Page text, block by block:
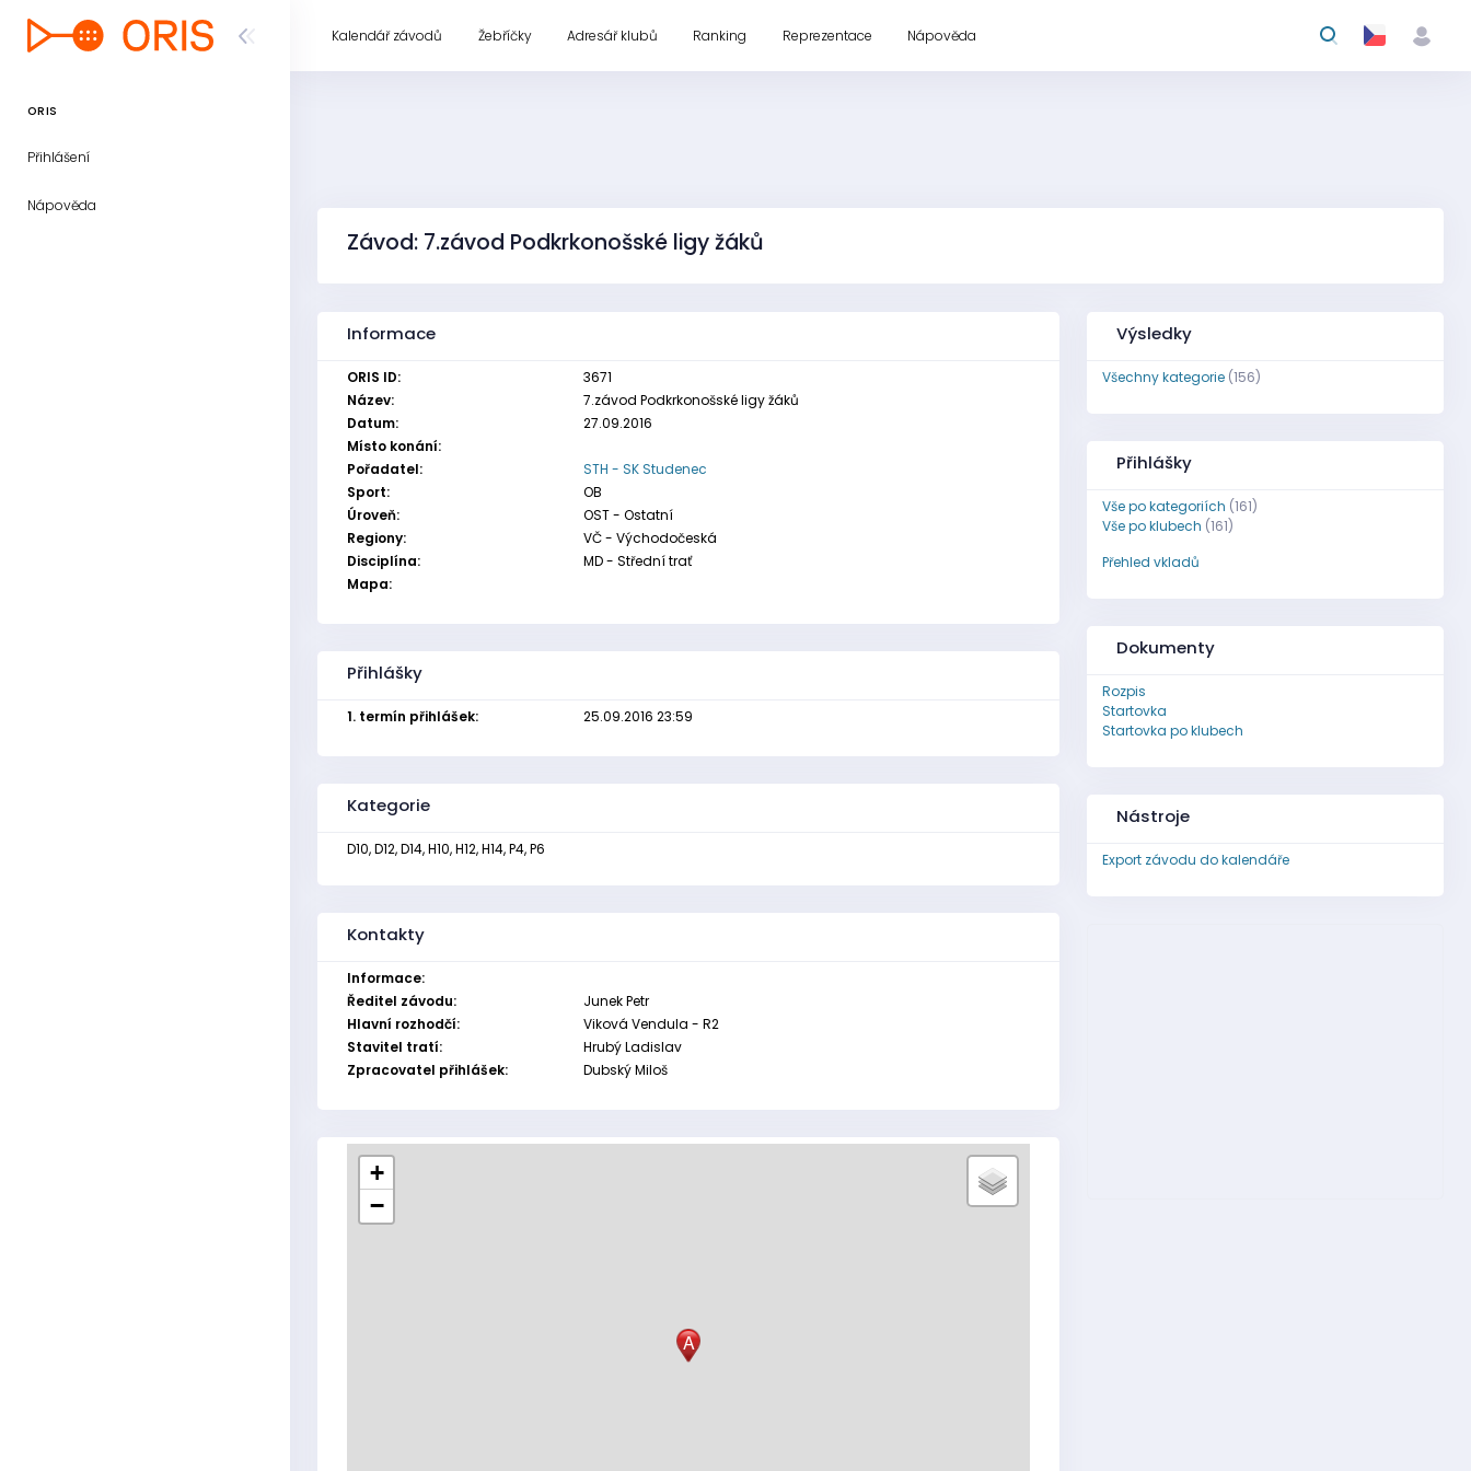
ORIS
Přihlášení
Nápověda
Kalendář závodů Žebříčky Adresář klubů Ranking Reprezentace Nápověda
Závod: 7.závod Podkrkonošské ligy žáků
Informace
ORIS ID:
3671
Název:
7.závod Podkrkonošské ligy žáků
Datum:
27.09.2016
Místo konání:
Pořadatel:
STH - SK Studenec
Sport:
OB
Úroveň:
OST - Ostatní
Regiony:
VČ - Východočeská
Disciplína:
MD - Střední trať
Mapa:
Přihlášky
1. termín přihlášek: 25.09.2016 23:59
Kategorie
D10, D12, D14, H10, H12, H14, P4, P6
Kontakty
Informace:
Ředitel závodu:
Junek Petr
Hlavní rozhodčí:
Viková Vendula - R2
Stavitel tratí:
Hrubý Ladislav
Zpracovatel přihlášek:
Dubský Miloš
A
+
−
Výsledky
Všechny kategorie (156)
Přihlášky
Vše po kategoriích (161)
Vše po klubech (161)
Přehled vkladů
Dokumenty
Rozpis
Startovka
Startovka po klubech
Nástroje
Export závodu do kalendáře